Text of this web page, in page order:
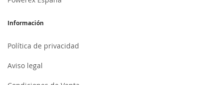
Información
Política de privacidad
Aviso legal